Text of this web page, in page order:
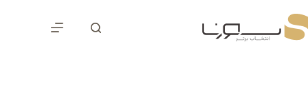
به
محتوا